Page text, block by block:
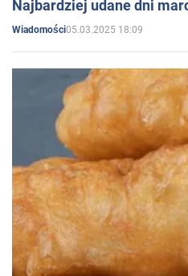
Najbardziej udane dni
Wiadomości05.03.2025 18:09